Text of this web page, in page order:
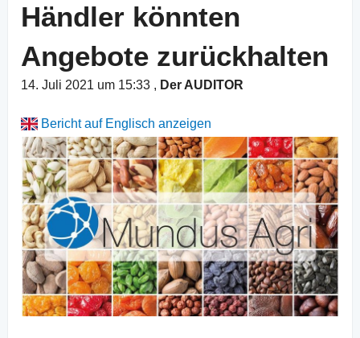
Händler könnten
Angebote zurückhalten
14. Juli 2021 um 15:33 , Der AUDITOR
Bericht auf Englisch anzeigen